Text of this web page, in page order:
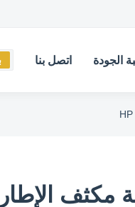
الجودة اتصل بنا